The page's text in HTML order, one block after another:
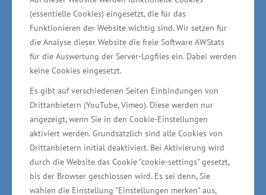
(essentielle Cookies) eingesetzt, die für das
Funktionieren der Website wichtig sind. Wir setzen für
die Analyse dieser Website die freie Software AWStats
für die Auswertung der Server-Logfiles ein. Dabei werden
keine Cookies eingesetzt.
Es gibt auf verschiedenen Seiten Einbindungen von
Drittanbietern (YouTube, Vimeo). Diese werden nur
angezeigt, wenn Sie in den Cookie-Einstellungen
aktiviert werden. Grundsätzlich sind alle Cookies von
Drittanbietern initial deaktiviert. Bei Aktivierung wird
durch die Website das Cookie "cookie-settings" gesetzt,
bis der Browser geschlossen wird. Es sei denn, Sie
wählen die Einstellung "Einstellungen merken" aus,
Das 1992 in Schwerin gegründete
Unternehmen Trebing & Himstedt
Prozessautomation GmbH & Co. KG feiert am
Freitag (01.04.) sein 30-jähriges
Firmenjubiläum. Geschäftsführende
Gesellschafter sind Stefan Trebing und Steffen
Himstedt. „Das nicht nur national sondern auch
international erfolgreiche Unternehmen ist dem
Standort Schwerin immer treu geblieben und
mit seiner Firmenpolitik eng mit der Region